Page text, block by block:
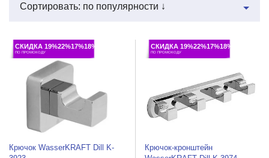
Сортировать: по популярности ↓
СКИДКА 19%22%17%18%
ПО ПРОМОКОДУ
Крючок WasserKRAFT Dill K-
СКИДКА 19%22%17%18%
ПО ПРОМОКОДУ
Крючок-кронштейн